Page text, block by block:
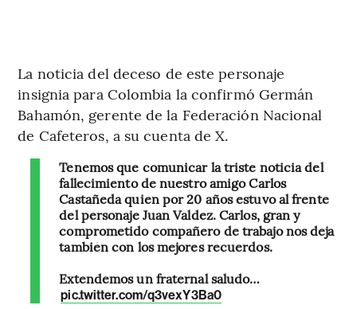
La noticia del deceso de este personaje
insignia para Colombia la confirmó Germán
Bahamón, gerente de la Federación Nacional
de Cafeteros, a su cuenta de X.
Tenemos que comunicar la triste noticia del
fallecimiento de nuestro amigo Carlos
Castañeda quien por 20 años estuvo al frente
del personaje Juan Valdez. Carlos, gran y
comprometido compañero de trabajo nos deja
también con los mejores recuerdos.
Extendemos un fraternal saludo…
pic.twitter.com/q3vexY3Ba0